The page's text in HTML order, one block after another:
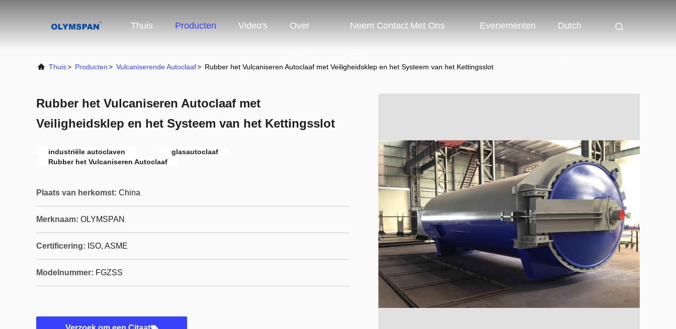
Thuis Producten Video's Over Neem Contact Met Ons Evenementen Dutch
Thuis> Producten> Vulcaniserende Autoclaaf> Rubber het Vulcaniseren Autoclaaf met Veiligheidsklep en het Systeem van het Kettingsslot
Rubber het Vulcaniseren Autoclaaf met
Veiligheidsklep en het Systeem van het Kettingsslot
industriële autoclaven
glasautoclaaf
Rubber het Vulcaniseren Autoclaaf
Plaats van herkomst: China
Merknaam: OLYMSPAN
Certificering: ISO, ASME
Modelnummer: FGZSS